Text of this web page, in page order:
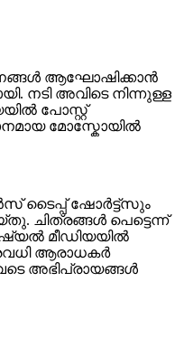
ആഘോഷിക്കാൻ
നടി അവിടെ നിന്നുള്ള
പോസ്റ്റ്
മോസ്കോയിൽ
ടൈപ്പ് ഷോർട്ട്സും
ചിത്രങ്ങൾ പെട്ടെന്ന്
മീഡിയയിൽ
ആരാധകർ
അഭിപ്രായങ്ങൾ